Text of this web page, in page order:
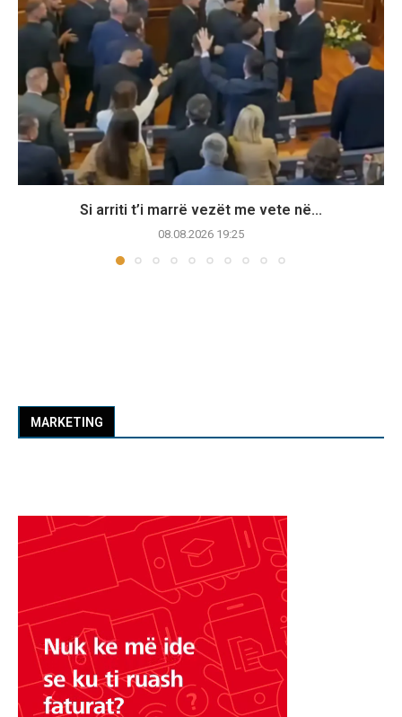
Si arriti t’i marrë vezët me vete në...
08.08.2026 19:25
MARKETING